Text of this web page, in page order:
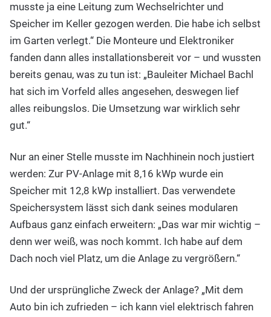
musste ja eine Leitung zum Wechselrichter und
Speicher im Keller gezogen werden. Die habe ich selbst
im Garten verlegt.“ Die Monteure und Elektroniker
fanden dann alles installationsbereit vor – und wussten
bereits genau, was zu tun ist: „Bauleiter Michael Bachl
hat sich im Vorfeld alles angesehen, deswegen lief
alles reibungslos. Die Umsetzung war wirklich sehr
gut.“
Nur an einer Stelle musste im Nachhinein noch justiert
werden: Zur PV-Anlage mit 8,16 kWp wurde ein
Speicher mit 12,8 kWp installiert. Das verwendete
Speichersystem lässt sich dank seines modularen
Aufbaus ganz einfach erweitern: „Das war mir wichtig –
denn wer weiß, was noch kommt. Ich habe auf dem
Dach noch viel Platz, um die Anlage zu vergrößern.“
Und der ursprüngliche Zweck der Anlage? „Mit dem
Auto bin ich zufrieden – ich kann viel elektrisch fahren